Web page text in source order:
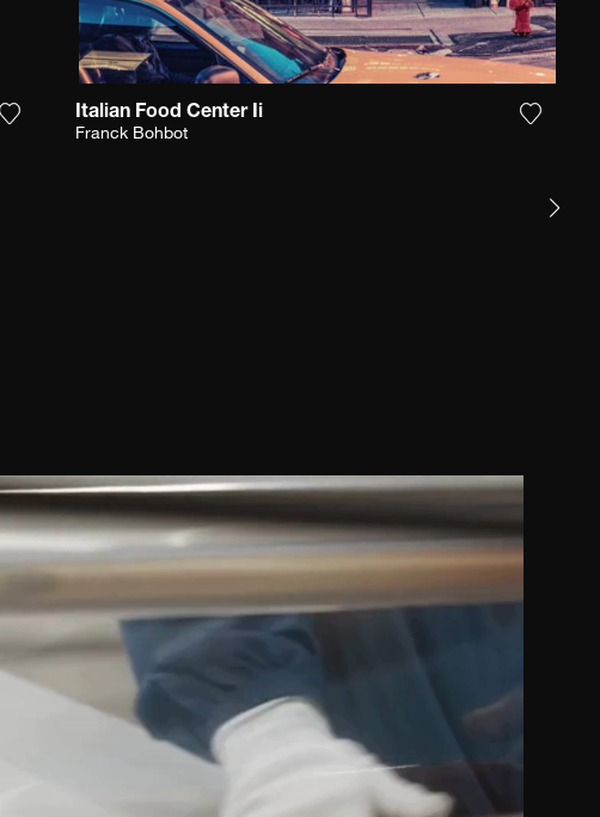
Agrega la fotografía a mi lista de deseos
Italian Food Center Ii
Franck Bohbot